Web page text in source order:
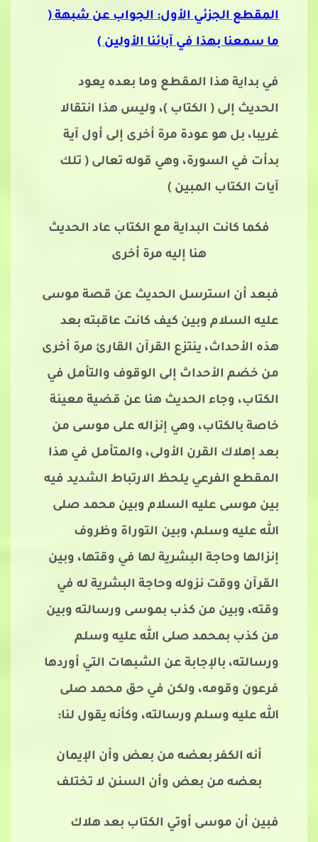
المقطع الجزئي الأول: الجواب عن شبهة (
ما سمعنا بهذا في آبائنا الأولين )
في بداية هذا المقطع وما بعده يعود
الحديث إلى ( الكتاب )، وليس هذا انتقالا
غريبا، بل هو عودة مرة أخرى إلى أول آية
بدأت في السورة، وهي قوله تعالى ( تلك
آيات الكتاب المبين )
فكما كانت البداية مع الكتاب عاد الحديث
هنا إليه مرة أخرى
فبعد أن استرسل الحديث عن قصة موسى
عليه السلام وبين كيف كانت عاقبته بعد
هذه الأحداث، ينتزع القرآن القارئ مرة أخرى
من خضم الأحداث إلى الوقوف والتأمل في
الكتاب، وجاء الحديث هنا عن قضية معينة
خاصة بالكتاب، وهي إنزاله على موسى من
بعد إهلاك القرن الأولى، والمتأمل في هذا
المقطع الفرعي يلحظ الارتباط الشديد فيه
بين موسى عليه السلام وبين محمد صلى
الله عليه وسلم، وبين التوراة وظروف
إنزالها وحاجة البشرية لها في وقتها، وبين
القرآن ووقت نزوله وحاجة البشرية له في
وقته، وبين من كذب بموسى ورسالته وبين
من كذب بمحمد صلى الله عليه وسلم
ورسالته، بالإجابة عن الشبهات التي أوردها
فرعون وقومه، ولكن في حق محمد صلى
الله عليه وسلم ورسالته، وكأنه يقول لنا:
أنه الكفر بعضه من بعض وأن الإيمان
بعضه من بعض وأن السنن لا تختلف
فبين أن موسى أوتي الكتاب بعد هلاك